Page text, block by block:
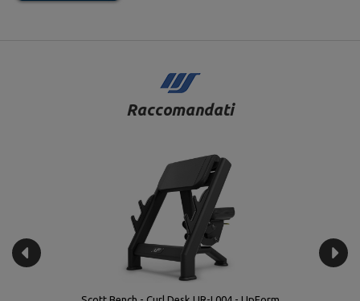
Raccomandati